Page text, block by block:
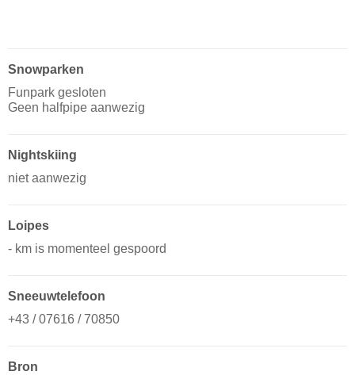
Snowparken
Funpark gesloten
Geen halfpipe aanwezig
Nightskiing
niet aanwezig
Loipes
- km is momenteel gespoord
Sneeuwtelefoon
+43 / 07616 / 70850
Bron